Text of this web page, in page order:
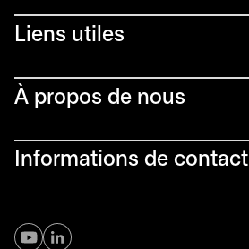
Liens utiles​
À propos de nous
Informations de contact
s’ouvre dans un nouvel onglet
s’ouvre dans un nouvel onglet